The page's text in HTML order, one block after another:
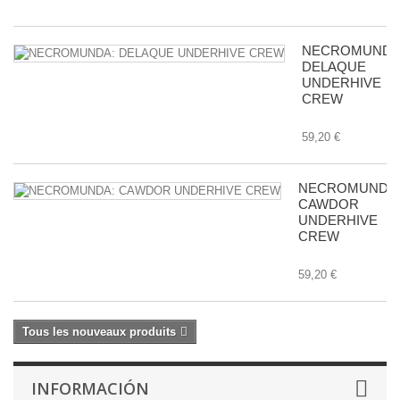
DELAQUE
UNDERHIVE
CREW
59,20 €
NECROMUNDA:
CAWDOR
UNDERHIVE
CREW
59,20 €
Tous les nouveaux produits
INFORMACIÓN